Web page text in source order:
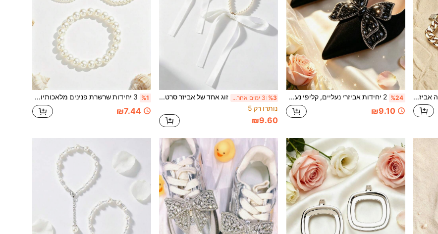
2 יחידות/1 יחידה אביזרי קישוט נעליים נשלפים DIY, חום/כסף, קישוט אבזים מרובע ממתכת אופנתית, נעלי עקב גבוה אלגנטיות, נעליים, נעלי משרד ועסקים, אבזים לנעליים, נסיעות, עיצוב חלול, לכל העונות %24 2 יחידות אביזרי נעליים, קליפי נעליים, קישוט פפיון שחור עם אבני חן תלת-ממדיות, מתאים לקישוט סנדלים, תיקים וכפכפים
₪9.10
%3 3 ימים אחרונים
זוג אחד של אביזר סרט עם חרושי פנינה מלאכותית, זמין בלבן, שחור, משמש, ורוד, סגנון מינימליסטי יוקרתי + סגנון צרפתי רב-שימושי ליומיום, תליון לנעליים/קרסול, פריט יוקרתי טיפוסי "מתאים לנסיעה לעבודה / לדייט", אורך מתכוונן
נותרו רק 5
₪9.60
%1 3 יחידות שרשרת פנינים מלאכותיות לקרסול, אביזרי נעליים, סגנון מינימליסטי יוקרתי + סגנון צרפתי רב-שימושי ליומיום, שילוב מושלם של חמימות הפנינים והאלגנטיות של עיטורי הזהב, פריט יוקרתי טיפוסי "מתאים לנסיעות / דייט"
₪7.44